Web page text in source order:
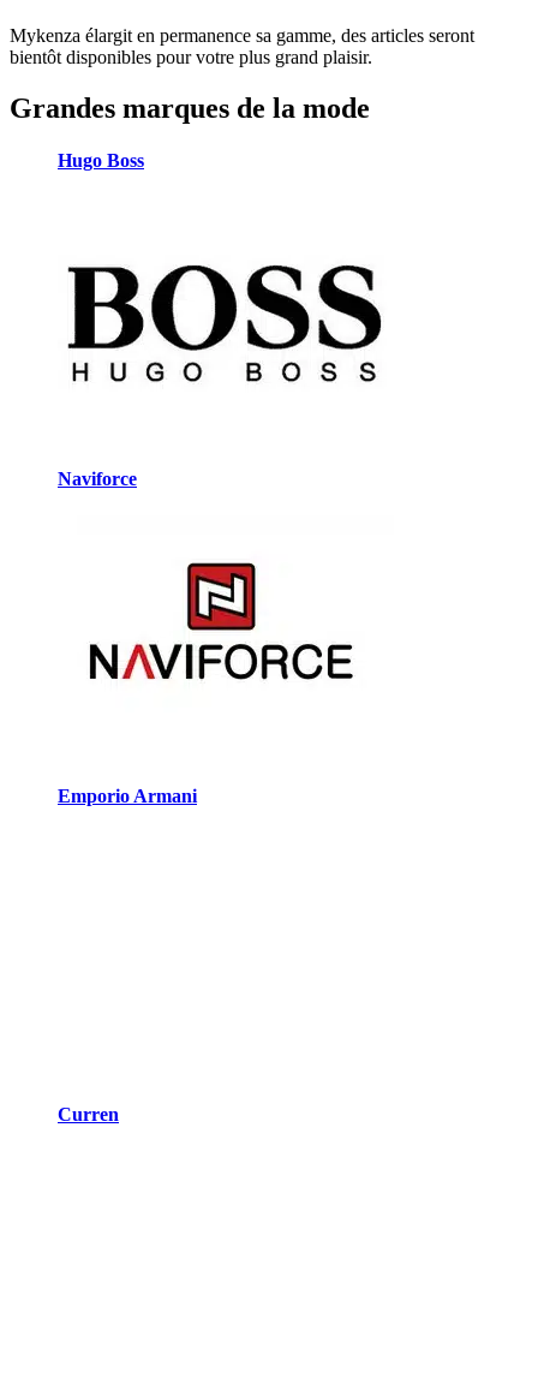
Mykenza élargit en permanence sa gamme, des articles seront
bientôt disponibles pour votre plus grand plaisir.
Grandes marques de la mode
Hugo Boss
Naviforce
Emporio Armani
Curren